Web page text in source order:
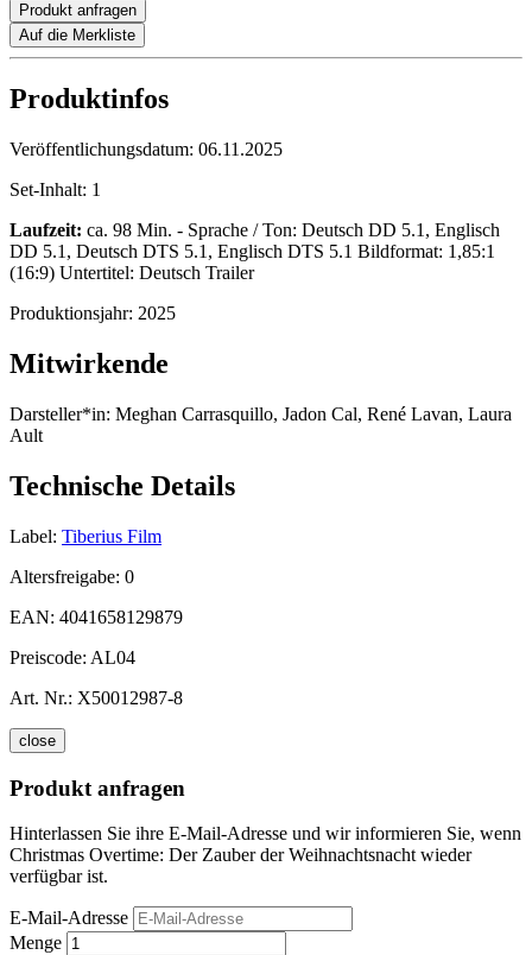
Produkt anfragen
Auf die Merkliste
Produktinfos
Veröffentlichungsdatum: 06.11.2025
Set-Inhalt: 1
Laufzeit: ca. 98 Min. - Sprache / Ton: Deutsch DD 5.1, Englisch
DD 5.1, Deutsch DTS 5.1, Englisch DTS 5.1 Bildformat: 1,85:1
(16:9) Untertitel: Deutsch Trailer
Produktionsjahr: 2025
Mitwirkende
Darsteller*in: Meghan Carrasquillo, Jadon Cal, René Lavan, Laura
Ault
Technische Details
Label: Tiberius Film
Altersfreigabe: 0
EAN: 4041658129879
Preiscode: AL04
Art. Nr.: X50012987-8
close
Produkt anfragen
Hinterlassen Sie ihre E-Mail-Adresse und wir informieren Sie, wenn
Christmas Overtime: Der Zauber der Weihnachtsnacht wieder
verfügbar ist.
E-Mail-Adresse
Menge